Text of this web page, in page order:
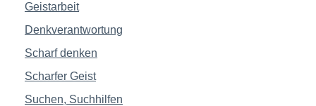
Geistarbeit
Denkverantwortung
Scharf denken
Scharfer Geist
Suchen, Suchhilfen